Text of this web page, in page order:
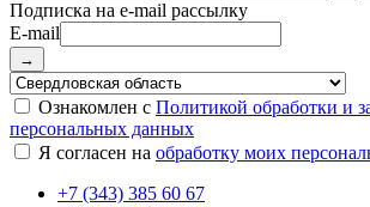
E-mail
→
Ознакомлен с Политикой обработки и
персональных данных
Я согласен на обработку моих
+7 (343) 385 60 67